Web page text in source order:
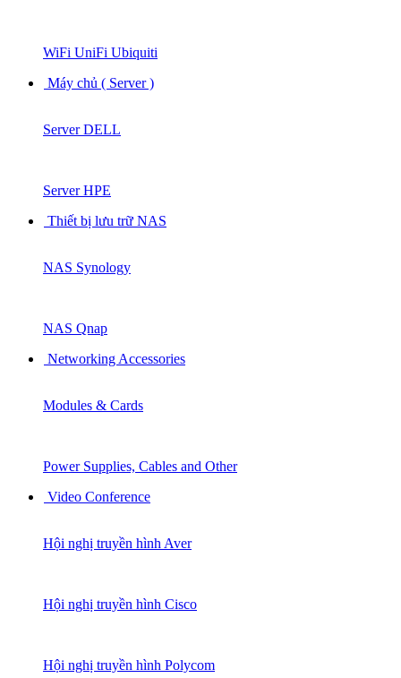
WiFi UniFi Ubiquiti
Máy chủ ( Server )
Server DELL
Server HPE
Thiết bị lưu trữ NAS
NAS Synology
NAS Qnap
Networking Accessories
Modules & Cards
Power Supplies, Cables and Other
Video Conference
Hội nghị truyền hình Aver
Hội nghị truyền hình Cisco
Hội nghị truyền hình Polycom